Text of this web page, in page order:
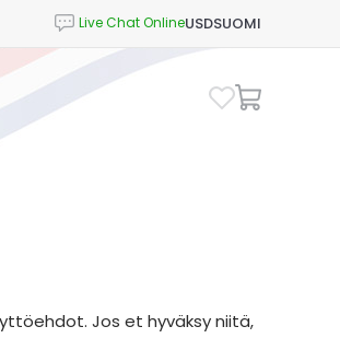
USDSUOMI
Jos et hyväksy niitä,